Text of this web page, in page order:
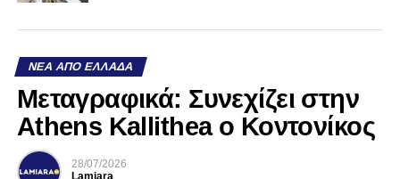
ΝΈΑ ΑΠΌ ΕΛΛΆΔΑ
Mεταγραφικά: Συνεχίζει στην
Athens Kallithea ο Κοντονίκος
28/07/2026